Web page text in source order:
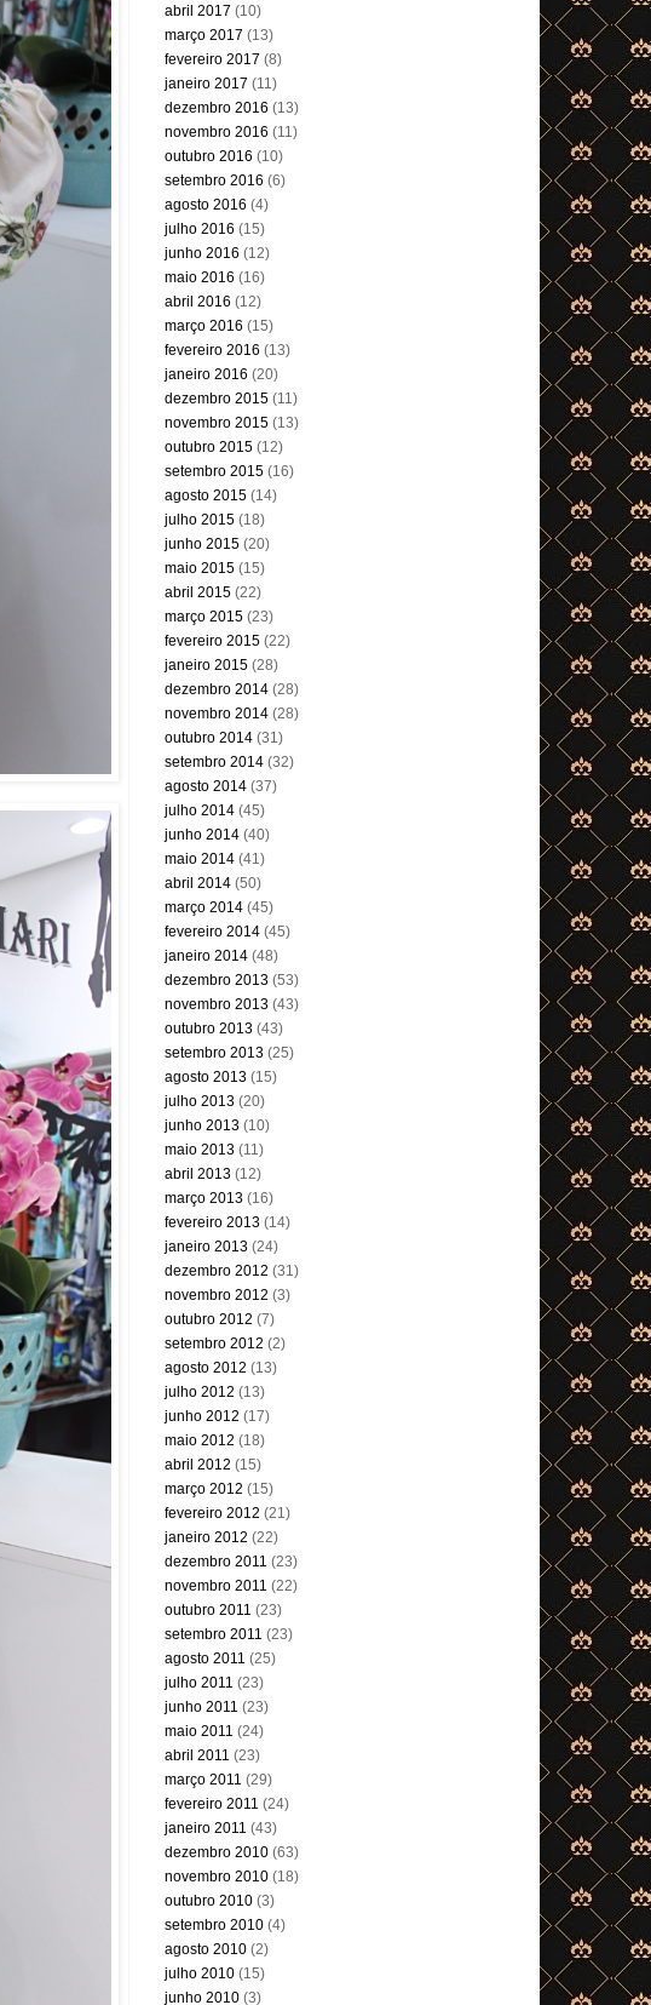
abril 2017 (10)
março 2017 (13)
fevereiro 2017 (8)
janeiro 2017 (11)
dezembro 2016 (13)
novembro 2016 (11)
outubro 2016 (10)
setembro 2016 (6)
agosto 2016 (4)
julho 2016 (15)
junho 2016 (12)
maio 2016 (16)
abril 2016 (12)
março 2016 (15)
fevereiro 2016 (13)
janeiro 2016 (20)
dezembro 2015 (11)
novembro 2015 (13)
outubro 2015 (12)
setembro 2015 (16)
agosto 2015 (14)
julho 2015 (18)
junho 2015 (20)
maio 2015 (15)
abril 2015 (22)
março 2015 (23)
fevereiro 2015 (22)
janeiro 2015 (28)
dezembro 2014 (28)
novembro 2014 (28)
outubro 2014 (31)
setembro 2014 (32)
agosto 2014 (37)
julho 2014 (45)
junho 2014 (40)
maio 2014 (41)
abril 2014 (50)
março 2014 (45)
fevereiro 2014 (45)
janeiro 2014 (48)
dezembro 2013 (53)
novembro 2013 (43)
outubro 2013 (43)
setembro 2013 (25)
agosto 2013 (15)
julho 2013 (20)
junho 2013 (10)
maio 2013 (11)
abril 2013 (12)
março 2013 (16)
fevereiro 2013 (14)
janeiro 2013 (24)
dezembro 2012 (31)
novembro 2012 (3)
outubro 2012 (7)
setembro 2012 (2)
agosto 2012 (13)
julho 2012 (13)
junho 2012 (17)
maio 2012 (18)
abril 2012 (15)
março 2012 (15)
fevereiro 2012 (21)
janeiro 2012 (22)
dezembro 2011 (23)
novembro 2011 (22)
outubro 2011 (23)
setembro 2011 (23)
agosto 2011 (25)
julho 2011 (23)
junho 2011 (23)
maio 2011 (24)
abril 2011 (23)
março 2011 (29)
fevereiro 2011 (24)
janeiro 2011 (43)
dezembro 2010 (63)
novembro 2010 (18)
outubro 2010 (3)
setembro 2010 (4)
agosto 2010 (2)
julho 2010 (15)
junho 2010 (3)